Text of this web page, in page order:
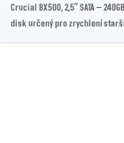
Crucial BX500, 2,5” SATA –
disk určený pro zrychlení